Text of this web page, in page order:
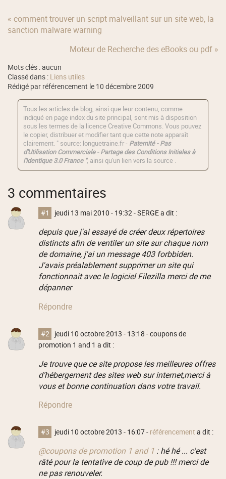
« comment trouver un script malveillant sur un site web, la
sanction malware warning
Moteur de Recherche des eBooks ou pdf »
Mots clés : aucun
Classé dans : Liens utiles
Rédigé par référencement le 10 décembre 2009
Tous les articles de blog, ainsi que leur contenu, comme
indiqué en page index du site principal, sont mis à disposition
sous les termes de la licence Creative Commons. Vous pouvez
le copier, distribuer et modifier tant que cette note apparaît
clairement. " source: longuetraine.fr - Paternité - Pas
d'Utilisation Commerciale - Partage des Conditions Initiales à
l'Identique 3.0 France ", ainsi qu'un lien vers la source .
3 commentaires
#1 jeudi 13 mai 2010 - 19:32- SERGE a dit :
depuis que j'ai essayé de créer deux répertoires
distincts afin de ventiler un site sur chaque nom
de domaine, j'ai un message 403 forbbiden.
J'avais préalablement supprimer un site qui
fonctionnait avec le logiciel Filezilla merci de me
dépanner
Répondre
#2 jeudi 10 octobre 2013 - 13:18 - coupons de
promotion 1 and 1 a dit :
Je trouve que ce site propose les meilleures offres
d’hébergement des sites web sur internet,merci à
vous et bonne continuation dans votre travail.
Répondre
#3 jeudi 10 octobre 2013 - 16:07- référencement a dit :
@coupons de promotion 1 and 1: hé hé ... c'est
râté pour la tentative de coup de pub !!! merci de
ne pas renouveler.